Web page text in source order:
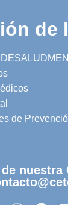
de
de
nuestra